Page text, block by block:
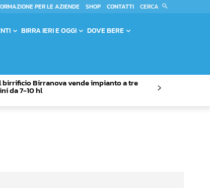
PER LE AZIENDE SHOP CONTATTI CERCA
BIRRA IERI E OGGI DOVE BERE
birrificio Birranova vende impianto a tre
da 7-10 hl